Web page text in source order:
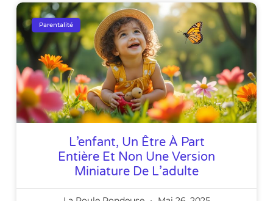
Parentalité
L’enfant, Un Être À Part
Entière Et Non Une Version
Miniature De L’adulte